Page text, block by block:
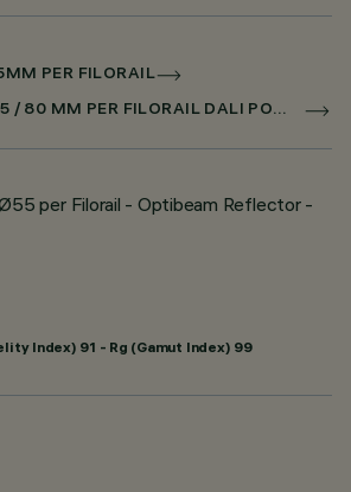
PER FILORAIL
LE PERROQUET Ø 55 / 80 MM PER FILORAIL DALI POWERLINE
per Filorail - Optibeam Reflector -
Index) 91 - Rg (Gamut Index) 99